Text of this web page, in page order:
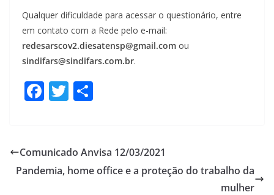
Qualquer dificuldade para acessar o questionário, entre
em contato com a Rede pelo e-mail:
redesarscov2.diesatensp@gmail.com ou
sindifars@sindifars.com.br.
F
b
o
T
er e
Comunicado Anvisa 12/03/2021
Pandemia, home office e a proteção do trabalho da
mulher